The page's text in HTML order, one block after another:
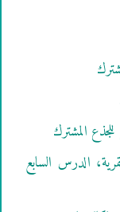
القرية، الدرس السابع